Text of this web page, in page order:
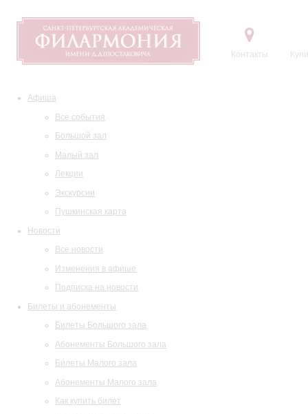
Контакты
Афиша
Все события
Большой зал
Малый зал
Лекции
Экскурсии
Пушкинская карта
Новости
Все новости
Изменения в афише
Подписка на новости
Билеты и абонементы
Билеты Большого зала
Абонементы Большого зала
Билеты Малого зала
Абонементы Малого зала
Как купить билет